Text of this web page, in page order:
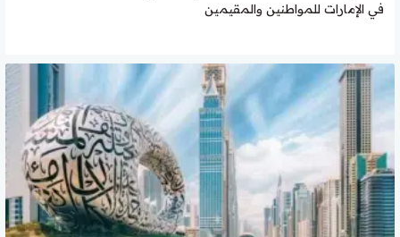
في الإمارات للمواطنين والمقيمين